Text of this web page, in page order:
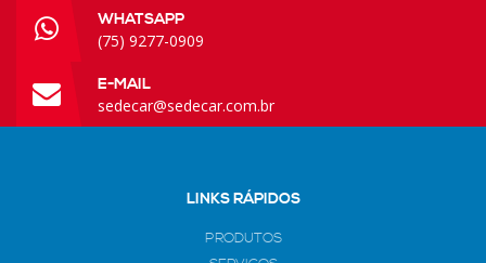
WHATSAPP
(75) 9277-0909
E-MAIL
sedecar@sedecar.com.br
LINKS RÁPIDOS
PRODUTOS